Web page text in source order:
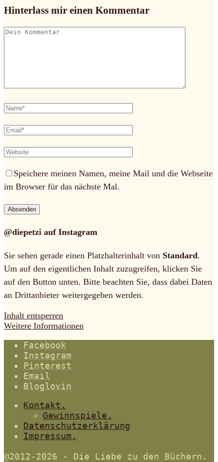
Hinterlass mir einen Kommentar
Speichere meinen Namen, meine Mail und die Webseite
im Browser für das nächste Mal.
@diepetzi auf Instagram
Sie sehen gerade einen Platzhalterinhalt von Standard.
Um auf den eigentlichen Inhalt zuzugreifen, klicken Sie
auf den Button unten. Bitte beachten Sie, dass dabei Daten
an Drittanbieter weitergegeben werden.
Inhalt entsperren
Weitere Informationen
Facebook
Instagram
Pinterest
Email
Bloglovin
Kontakt.
Gewinnspiele.
Datenschutzerklärung
Impressum.
@2012-2026 - Die Liebe zu den Büchern.